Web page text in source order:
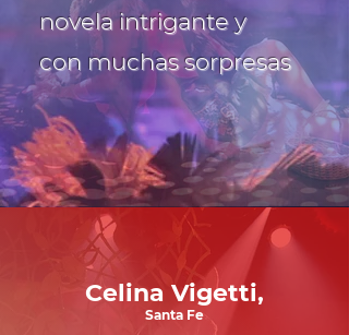
novela intrigante y
con muchas sorpresas
Celina Vigetti,
Santa Fe